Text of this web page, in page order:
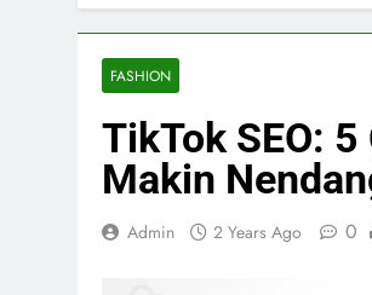
FASHION
TikTok SEO:
Makin
Admin 2 Years Ago 0